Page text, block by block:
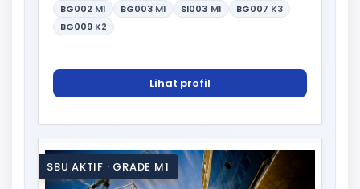
BG002 M1 BG003 M1 SI003 M1 BG007 K3
BG009 K2
Lihat profil
SBU AKTIF · GRADE M1